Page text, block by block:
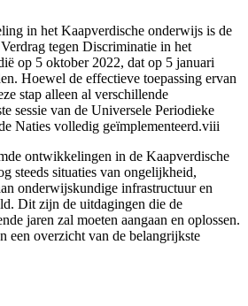
in het Kaapverdische onderwijs is de
tegen Discriminatie in het
op 5 oktober 2022, dat op 5 januari
Hoewel de effectieve toepassing ervan
stap alleen al verschillende
sessie van de Universele Periodieke
Naties volledig geïmplementeerd.viii
ontwikkelingen in de Kaapverdische
steeds situaties van ongelijkheid,
onderwijskundige infrastructuur en
Dit zijn de uitdagingen die de
jaren zal moeten aangaan en oplossen.
een overzicht van de belangrijkste